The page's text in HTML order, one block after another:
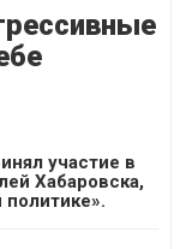
участие в
Хабаровска,